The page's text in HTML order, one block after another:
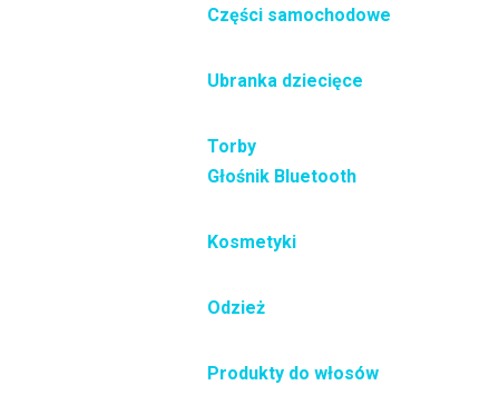
Części samochodowe
Ubranka dziecięce
Torby
Głośnik Bluetooth
Kosmetyki
Odzież
Produkty do włosów